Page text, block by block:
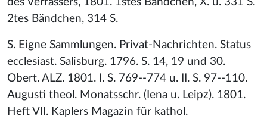
2tes Bändchen, 314 S.
S. Eigne Sammlungen. Privat-Nachrichten. Status
ecclesiast. Salisburg. 1796. S. 14, 19 und 30.
Obert. ALZ. 1801. I. S. 769--774 u. II. S. 97--110.
Augusti theol. Monatsschr. (Iena u. Leipz). 1801.
Heft VII. Kaplers Magazin für kathol.